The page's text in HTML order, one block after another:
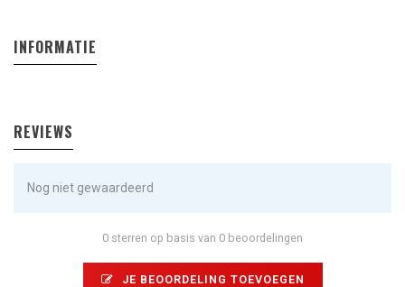
INFORMATIE
REVIEWS
Nog niet gewaardeerd
0 sterren op basis van 0 beoordelingen
JE BEOORDELING TOEVOEGEN